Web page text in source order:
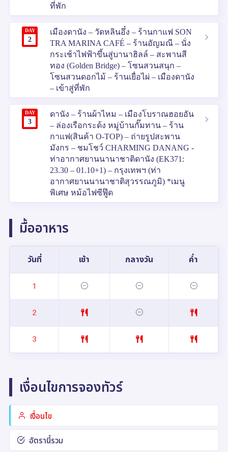
ที่พัก
DAY
2
เมืองดานัง – วัดหลินอึ๋ง – ร้านกาแฟ SON
TRA MARINA CAFÉ – ร้านอัญมณี – นั่ง
กระเช้าไฟฟ้าขึ้นสู่บานาฮิลล์ – สะพานสี
ทอง (Golden Bridge) – โซนสวนสนุก –
โซนสวนดอกไม้ – ร้านเยื่อไผ่ – เมืองดานัง
– เข้าสู่ที่พัก
DAY
3
ดานัง – ร้านผ้าไหม – เมืองโบราณฮอยอัน
– ล่องเรือกระด้ง หมู่บ้านกั๊มทาน – ร้าน
กาแฟ(สินค้า O-TOP) – ถ่ายรูปสะพาน
มังกร – ชมโชว์ CHARMING DANANG -
ท่าอากาศยานนานาชาติดานัง (EK371:
23.30 – 01.10+1) – กรุงเทพฯ (ท่า
อากาศยานนานาชาติสุวรรณภูมิ) *เมนู
พิเศษ หม้อไฟซีฟู๊ด
มื้ออาหาร
วันที่ เช้า กลางวัน ค่ำ
1
2
3
เงื่อนไขการจองทัวร์
เงื่อนไข
อัตรานี้รวม